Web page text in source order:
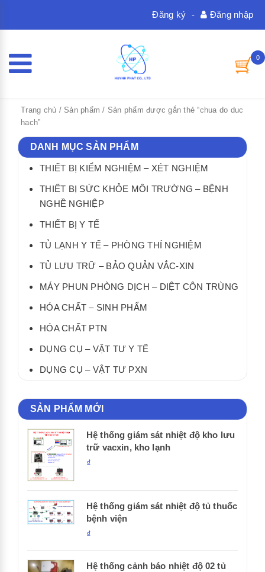
Đăng nhập
-
Đăng ký
0
Trang chủ / Sản phẩm / Sản phẩm được gắn thẻ “chua do duc
hach”
DANH MỤC SẢN PHẨM
THIẾT BỊ KIỂM NGHIỆM – XÉT NGHIỆM
THIẾT BỊ SỨC KHỎE MÔI TRƯỜNG – BỆNH
NGHỀ NGHIỆP
THIẾT BỊ Y TẾ
TỦ LẠNH Y TẾ – PHÒNG THÍ NGHIỆM
TỦ LƯU TRỮ – BẢO QUẢN VẮC-XIN
MÁY PHUN PHÒNG DỊCH – DIỆT CÔN TRÙNG
HÓA CHẤT – SINH PHẨM
HÓA CHẤT PTN
DỤNG CỤ – VẬT TƯ Y TẾ
DỤNG CỤ – VẬT TƯ PXN
SẢN PHẨM MỚI
Hệ thống giám sát nhiệt độ kho lưu
trữ vacxin, kho lạnh
₫
Hệ thống giám sát nhiệt độ tủ thuốc
bệnh viện
₫
Hệ thống cảnh báo nhiệt độ 02 tủ